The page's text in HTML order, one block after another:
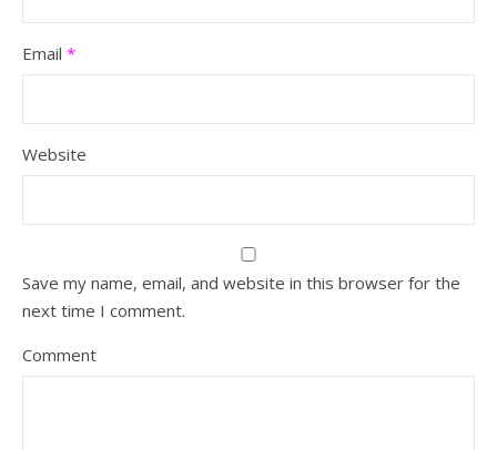
Email *
Website
Save my name, email, and website in this browser for the
next time I comment.
Comment